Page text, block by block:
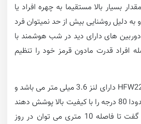
بسیار بالا مستقیما به چهره افراد یا
به دلیل روشنایی بیش از حد نمیتوان فرد
های دارای دید در شب هوشمند با
افراد قدرت مادون قرمز خود را تنظیم
دوربین HFW2230SP-S-S2 دارای لنز 3.6 میلی متر می باشد و
می توانند زاویه ای حدودا 80 درجه را با کیفیت بالا پوشش دهند
و به جرات می توان گفت تا فاصله 10 متری می توان در روز